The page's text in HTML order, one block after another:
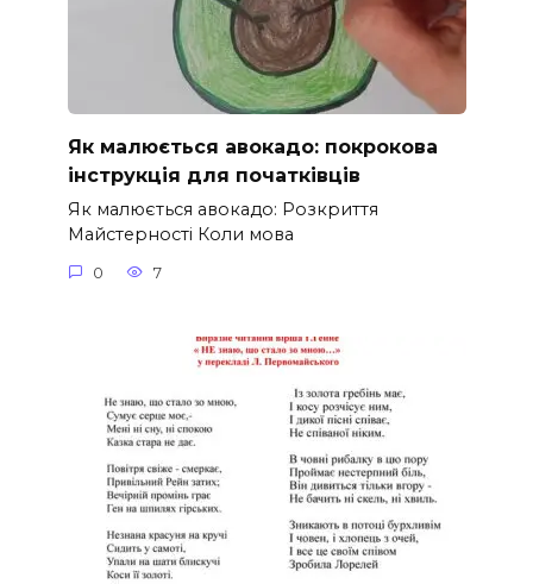
Як малюється авокадо: покрокова
інструкція для початківців
Як малюється авокадо: Розкриття
Майстерності Коли мова
0 7